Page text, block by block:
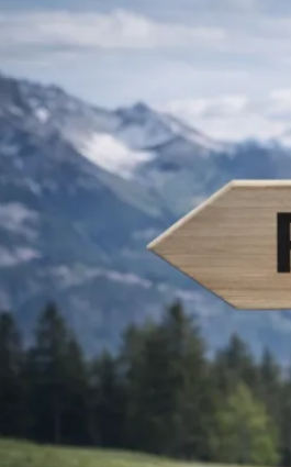
Personaladministration
Steuer & Recht
Abschlussberatung
Gesetzliche Revisionen
Spezialprüfungen
Vorsorge & öffentliche
Interne Kontrollen &